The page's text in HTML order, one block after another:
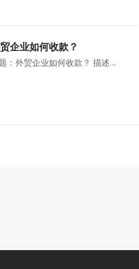
企业如何收款？
：外贸企业如何收款？ 描述…